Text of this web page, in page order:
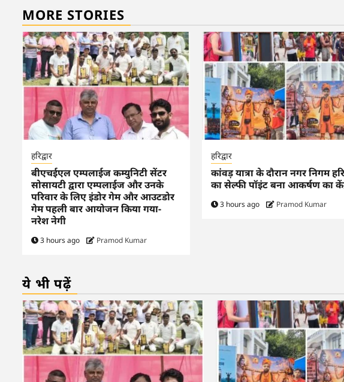
MORE STORIES
हरिद्वार
बीएचईएल एम्पलाईज कम्युनिटी सेंटर
सोसायटी द्वारा एम्पलाईज और उनके
परिवार के लिए इंडोर गेम और आउटडोर
गेम पहली बार आयोजन किया गया-
नरेश नेगी
3 hours ago Pramod Kumar
हरिद्वार
कांवड़ यात्रा के दौरान नगर निगम
का सेल्फी पॉइंट बना आकर्षण का
3 hours ago Pramod Kumar
ये भी पढ़ें